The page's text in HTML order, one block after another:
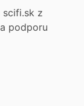
scifi.sk z
podporu